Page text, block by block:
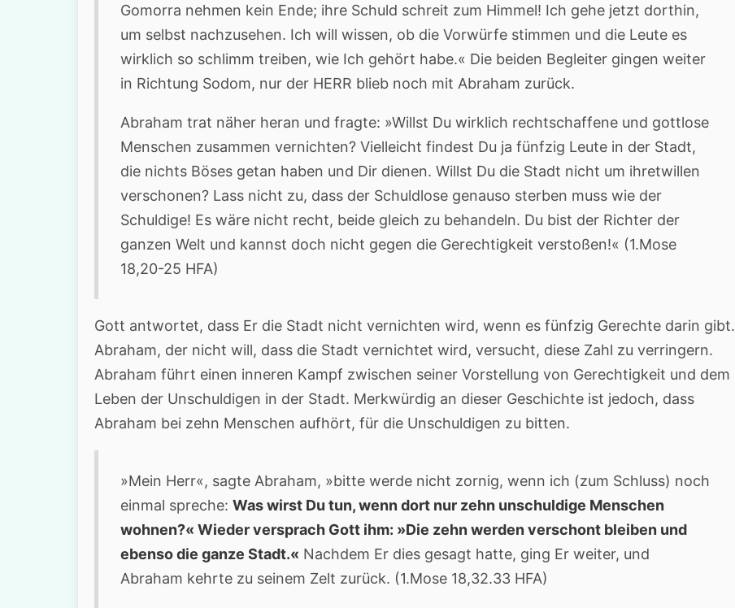
Gomorra nehmen kein Ende; ihre Schuld schreit zum Himmel! Ich gehe jetzt dorthin,
um selbst nachzusehen. Ich will wissen, ob die Vorwürfe stimmen und die Leute es
wirklich so schlimm treiben, wie Ich gehört habe.« Die beiden Begleiter gingen weiter
in Richtung Sodom, nur der HERR blieb noch mit Abraham zurück.
Abraham trat näher heran und fragte: »Willst Du wirklich rechtschaffene und gottlose
Menschen zusammen vernichten? Vielleicht findest Du ja fünfzig Leute in der Stadt,
die nichts Böses getan haben und Dir dienen. Willst Du die Stadt nicht um ihretwillen
verschonen? Lass nicht zu, dass der Schuldlose genauso sterben muss wie der
Schuldige! Es wäre nicht recht, beide gleich zu behandeln. Du bist der Richter der
ganzen Welt und kannst doch nicht gegen die Gerechtigkeit verstoßen!« (1.Mose
18,20-25 HFA)
Gott antwortet, dass Er die Stadt nicht vernichten wird, wenn es fünfzig Gerechte darin gibt.
Abraham, der nicht will, dass die Stadt vernichtet wird, versucht, diese Zahl zu verringern.
Abraham führt einen inneren Kampf zwischen seiner Vorstellung von Gerechtigkeit und dem
Leben der Unschuldigen in der Stadt. Merkwürdig an dieser Geschichte ist jedoch, dass
Abraham bei zehn Menschen aufhört, für die Unschuldigen zu bitten.
»Mein Herr«, sagte Abraham, »bitte werde nicht zornig, wenn ich (zum Schluss) noch
einmal spreche: Was wirst Du tun, wenn dort nur zehn unschuldige Menschen
wohnen?« Wieder versprach Gott ihm: »Die zehn werden verschont bleiben und
ebenso die ganze Stadt.« Nachdem Er dies gesagt hatte, ging Er weiter, und
Abraham kehrte zu seinem Zelt zurück. (1.Mose 18,32.33 HFA)